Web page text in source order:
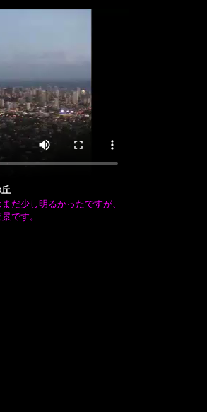
だ少し明るかったですが、
です。